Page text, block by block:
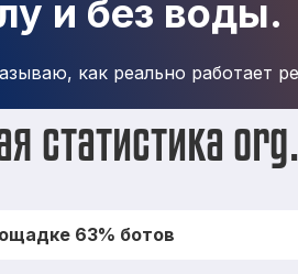
и без воды.
как реально работает
статистика
63% ботов